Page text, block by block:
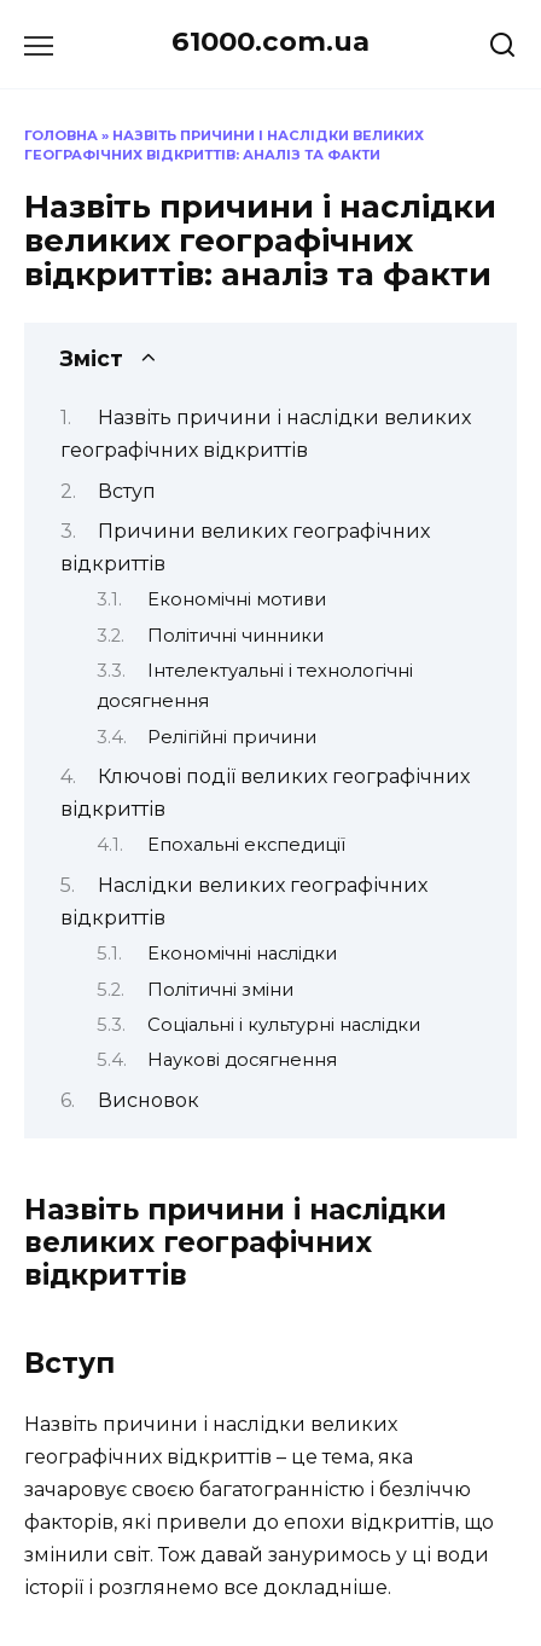
до
61000.com.ua
ГОЛОВНА » НАЗВІТЬ ПРИЧИНИ І НАСЛІДКИ ВЕЛИКИХ
ГЕОГРАФІЧНИХ ВІДКРИТТІВ: АНАЛІЗ ТА ФАКТИ
Назвіть причини і наслідки
великих географічних
відкриттів: аналіз та факти
Зміст
Назвіть причини і наслідки великих
географічних відкриттів
Вступ
Причини великих географічних
відкриттів
Економічні мотиви
Політичні чинники
Інтелектуальні і технологічні
досягнення
Релігійні причини
Ключові події великих географічних
відкриттів
Епохальні експедиції
Наслідки великих географічних
відкриттів
Економічні наслідки
Політичні зміни
Соціальні і культурні наслідки
Наукові досягнення
Висновок
Назвіть причини і наслідки
великих географічних
відкриттів
Вступ
Назвіть причини і наслідки великих
географічних відкриттів – це тема, яка
зачаровує своєю багатогранністю і безліччю
факторів, які привели до епохи відкриттів, що
змінили світ. Тож давай зануримось у ці води
історії і розглянемо все докладніше.